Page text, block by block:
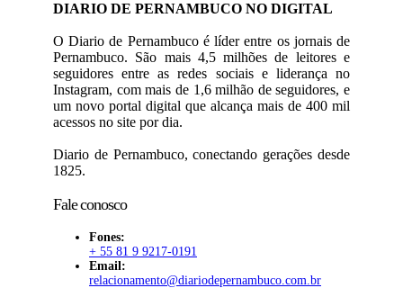
DIARIO DE PERNAMBUCO NO DIGITAL
O Diario de Pernambuco é líder entre os jornais de
Pernambuco. São mais 4,5 milhões de leitores e
seguidores entre as redes sociais e liderança no
Instagram, com mais de 1,6 milhão de seguidores, e
um novo portal digital que alcança mais de 400 mil
acessos no site por dia.
Diario de Pernambuco, conectando gerações desde
1825.
Fale conosco
Fones:
+ 55 81 9 9217-0191
Email:
relacionamento@diariodepernambuco.com.br